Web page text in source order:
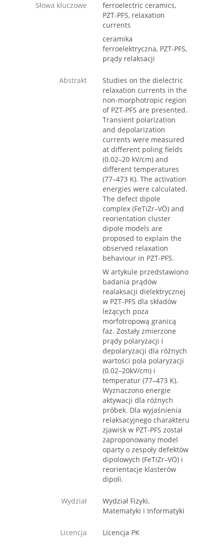
Słowa kluczowe
ferroelectric ceramics,
PZT-PFS, relaxation
currents
ceramika
ferroelektryczna, PZT-PFS,
prądy relaksacji
Abstrakt
Studies on the dielectric
relaxation currents in the
non-morphotropic region
of PZT-PFS are presented.
Transient polarization
and depolarization
currents were measured
at different poling fields
(0.02–20 kV/cm) and
different temperatures
(77–473 K). The activation
energies were calculated.
The defect dipole
complex (FeTiZr–VÖ) and
reorientation cluster
dipole models are
proposed to explain the
observed relaxation
behaviour in PZT-PFS.
W artykule przedstawiono
badania prądów
realaksacji dielektrycznej
w PZT-PFS dla składów
leżących poza
morfotropową granicą
faz. Zostały zmierzone
prądy polaryzacji i
depolaryzacji dla różnych
wartości pola polaryzacji
(0.02–20kV/cm) i
temperatur (77–473 K).
Wyznaczono energie
aktywacji dla różnych
próbek. Dla wyjaśnienia
relaksacyjnego charakteru
zjawisk w PZT-PFS został
zaproponowany model
oparty o zespoły defektów
dipolowych (FeTiZr–VÖ) i
reorientacje klasterów
dipoli.
Wydział
Wydział Fizyki,
Matematyki i Informatyki
Licencja Licencja PK